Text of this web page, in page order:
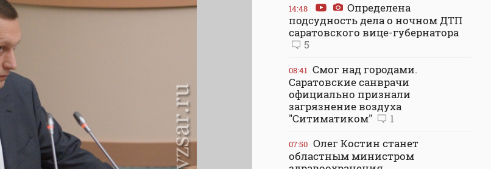
14:48
Определена
подсудность дела о ночном ДТП
саратовского вице-губернатора
5
08:41 Смог над городами.
Саратовские санврачи
официально признали
загрязнение воздуха
"Ситиматиком"
1
07:50 Олег Костин станет
областным министром